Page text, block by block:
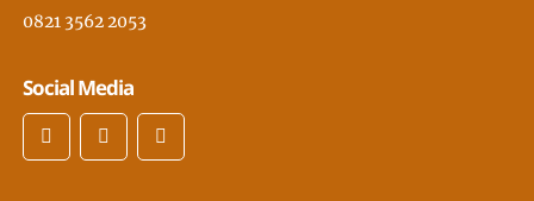
0821 3562 2053
Social Media